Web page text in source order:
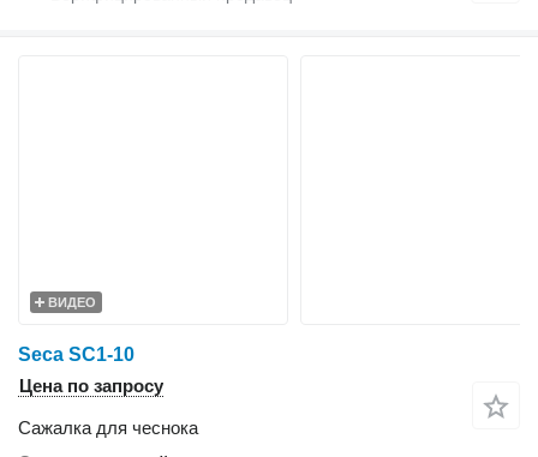
ВИДЕО
Seca SC1-10
Цена по запросу
Сажалка для чеснока